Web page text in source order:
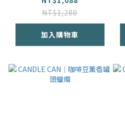
NT$1,280
加入購物車